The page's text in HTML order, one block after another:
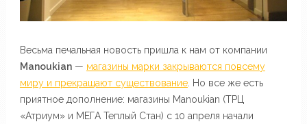
Весьма печальная новость пришла к нам от компании
Manoukian— магазины марки закрываются повсему
миру и прекращают существование. Но все же есть
приятное дополнение: магазины Manoukian (ТРЦ
«Атриум» и МЕГА Теплый Стан) с 10 апреля начали